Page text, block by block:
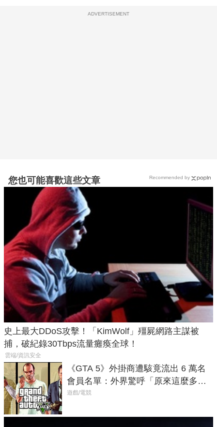
ADVERTISEMENT
您也可能喜歡這些文章
史上最大DDoS攻擊！「KimWolf」殭屍網路主謀被
捕，破紀錄30Tbps流量癱瘓全球！
雲端/資訊安全
《GTA 5》外掛商遭駭竟流出 6 萬名
會員名單：外界驚呼「原來這麼多人
在開掛！」
遊戲/電競
Recommended by